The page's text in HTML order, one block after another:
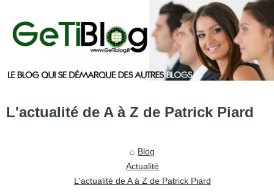
L'actualité de A à Z de Patrick Piard
Blog
Actualité
L'actualité de A à Z de Patrick Piard